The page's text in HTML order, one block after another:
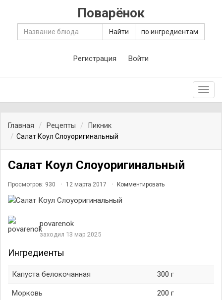
Поварёнок
Найти по ингредиентам
Регистрация Войти
Главная Рецепты
Пикник
Салат Коул Слоуоригинальный
Салат Коул Слоуоригинальный
Просмотров: 930 12 марта 2017 Комментировать
povarenok
заходил 13 мар 2025
Ингредиенты
Капуста белокочанная 300 г
Морковь 200 г